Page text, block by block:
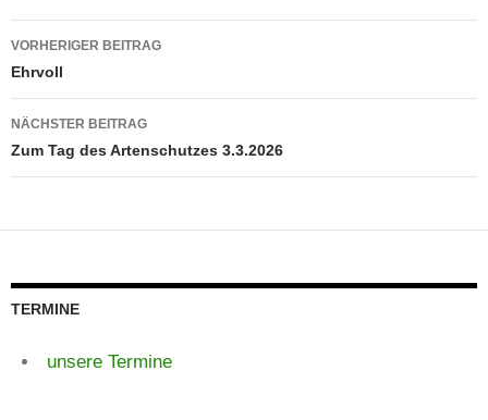
Beitragsnavigation
VORHERIGER BEITRAG
Ehrvoll
NÄCHSTER BEITRAG
Zum Tag des Artenschutzes 3.3.2026
TERMINE
unsere Termine